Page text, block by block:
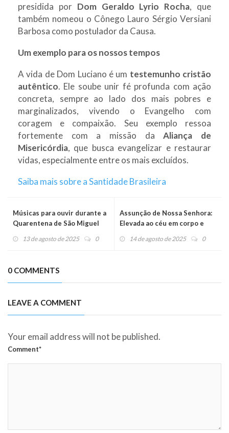
presidida por Dom Geraldo Lyrio Rocha, que
também nomeou o Cônego Lauro Sérgio Versiani
Barbosa como postulador da Causa.
Um exemplo para os nossos tempos
A vida de Dom Luciano é um testemunho cristão
autêntico. Ele soube unir fé profunda com ação
concreta, sempre ao lado dos mais pobres e
marginalizados, vivendo o Evangelho com
coragem e compaixão. Seu exemplo ressoa
fortemente com a missão daAliança de
Misericórdia, que busca evangelizar e restaurar
vidas, especialmente entre os mais excluídos.
Saiba mais sobre a Santidade Brasileira
Músicas para ouvir durante a
Quarentena de São Miguel
13 de agosto de 2025 0
Assunção de Nossa Senhora:
Elevada ao céu em corpo e
14 de agosto de 2025 0
0 COMMENTS
LEAVE A COMMENT
Your email address will not be published.
Comment*